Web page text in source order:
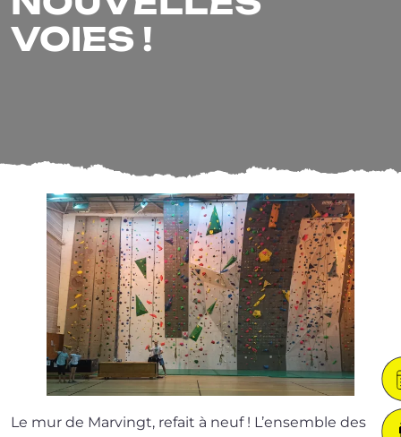
VOIES !
Le mur de Marvingt, refait à neuf ! L’ensemble des